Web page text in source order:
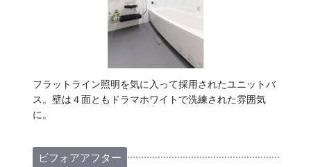
フラットライン照明を気に入って採用されたユニットバ
ス。壁は４面ともドラマホワイトで洗練された雰囲気
に。
ビフォアアフター